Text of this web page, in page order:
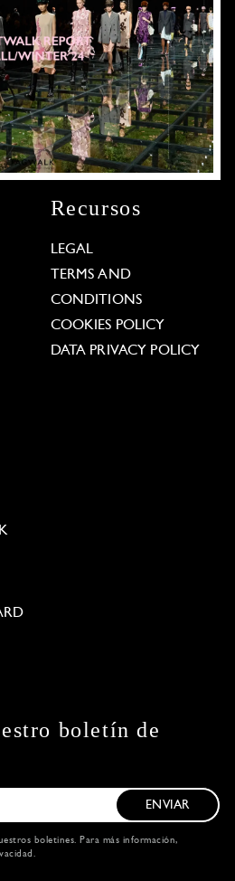
Recursos
LEGAL
TERMS AND
CONDITIONS
COOKIES POLICY
DATA PRIVACY POLICY
boletín de
ENVIAR
boletines. Para más información,
.